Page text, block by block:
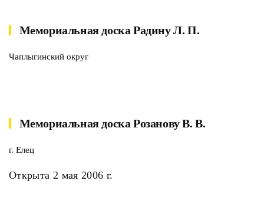
Мемориальная доска Радину Л. П.
Чаплыгинский округ
Мемориальная доска Розанову В. В.
г. Елец
Открыта 2 мая 2006 г.